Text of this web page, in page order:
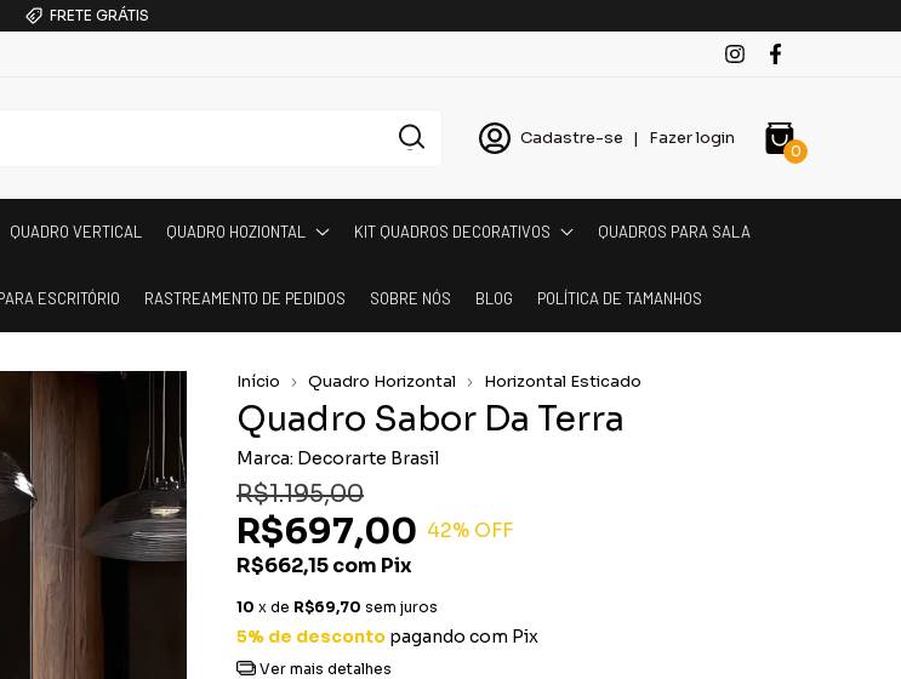
FRETE GRÁTIS
Cadastre-se | Fazer login
0
QUADRO VERTICAL QUADRO HOZIONTAL KIT QUADROS DECORATIVOS QUADROS PARA SALA
ESCRITÓRIO RASTREAMENTO DE PEDIDOS SOBRE NÓS BLOG POLÍTICA DE TAMANHOS
Início Quadro Horizontal Horizontal Esticado
Quadro Sabor Da Terra
Marca: Decorarte Brasil
R$1.195,00
R$697,00 42% OFF
R$662,15com Pix
10 x de R$69,70 sem juros
5% de desconto pagando com Pix
Ver mais detalhes